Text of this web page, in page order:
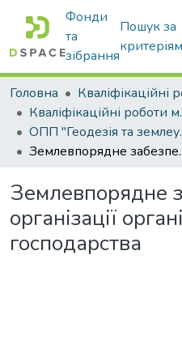
Фонди
та
зібрання
Пошук за
Головна
Кваліфікаційні
ОПП
Землевпорядне
Землевпорядне
організації
господарства